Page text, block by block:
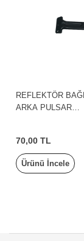
BAĞLANTI
PULSAR
İncele